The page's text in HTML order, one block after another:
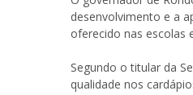
desenvolvimento e a
oferecido nas escolas
Segundo o titular da
qualidade nos